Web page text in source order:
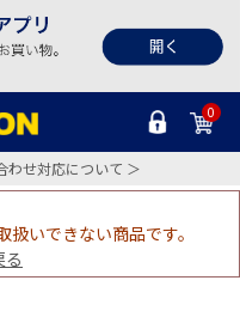
0
わせ対応について ＞
いできない商品です。
る